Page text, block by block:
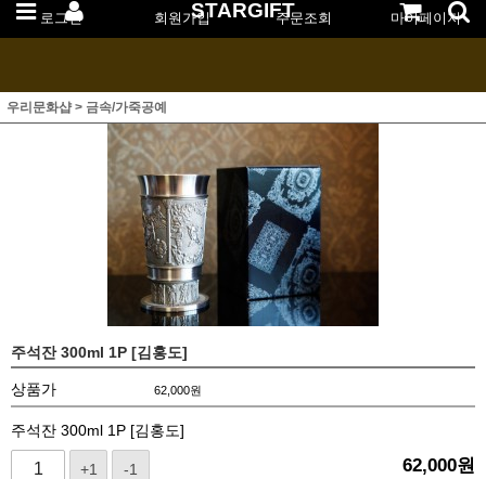
로그인 회원가입 주문조회 마이페이지
STARGIFT
우리문화샵> 금속/가죽공예
주석잔 300ml 1P [김홍도]
상품가 62,000원
주석잔 300ml 1P [김홍도]
+1 -1 62,000원